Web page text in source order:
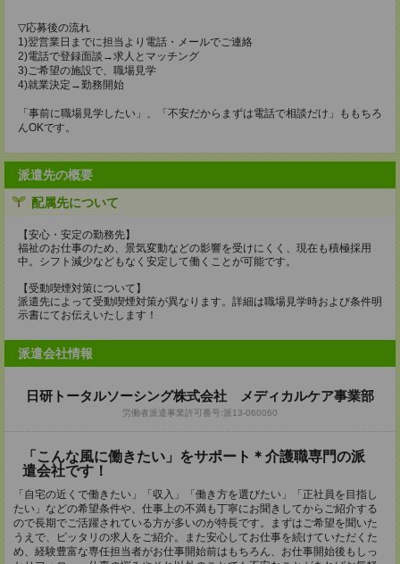
▽応募後の流れ
1)翌営業日までに担当より電話・メールでご連絡
2)電話で登録面談→求人とマッチング
3)ご希望の施設で、職場見学
4)就業決定→勤務開始
「事前に職場見学したい」、「不安だからまずは電話で相談だけ」ももちろ
んOKです。
派遣先の概要
配属先について
【安心・安定の勤務先】
福祉のお仕事のため、景気変動などの影響を受けにくく、現在も積極採用
中。シフト減少などもなく安定して働くことが可能です。
【受動喫煙対策について】
派遣先によって受動喫煙対策が異なります。詳細は職場見学時および条件明
示書にてお伝えいたします！
派遣会社情報
日研トータルソーシング株式会社 メディカルケア事業部
労働者派遣事業許可番号:派13-060060
「こんな風に働きたい」をサポート＊介護職専門の派
遣会社です！
「自宅の近くで働きたい」「収入」「働き方を選びたい」「正社員を目指し
たい」などの希望条件や、仕事上の不満も丁寧にお聞きしてからご紹介する
ので長期でご活躍されている方が多いのが特長です。まずはご希望を聞いた
うえで、ピッタリの求人をご紹介。また安心してお仕事を続けていただくた
め、経験豊富な専任担当者がお仕事開始前はもちろん、お仕事開始後もしっ